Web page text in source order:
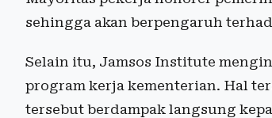
sehingga akan berpengaruh
Selain itu, Jamsos Institute
program kerja kementerian. Hal
tersebut berdampak langsung